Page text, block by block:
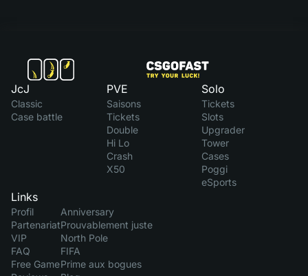
JcJ
Classic
Case battle
PVE
Saisons
Tickets
Double
Hi Lo
Crash
X50
Solo
Tickets
Slots
Upgrader
Tower
Cases
Poggi
eSports
Links
Profil
Partenariat
VIP
FAQ
Free Game
Anniversary
Prouvablement juste
North Pole
FIFA
Prime aux bogues